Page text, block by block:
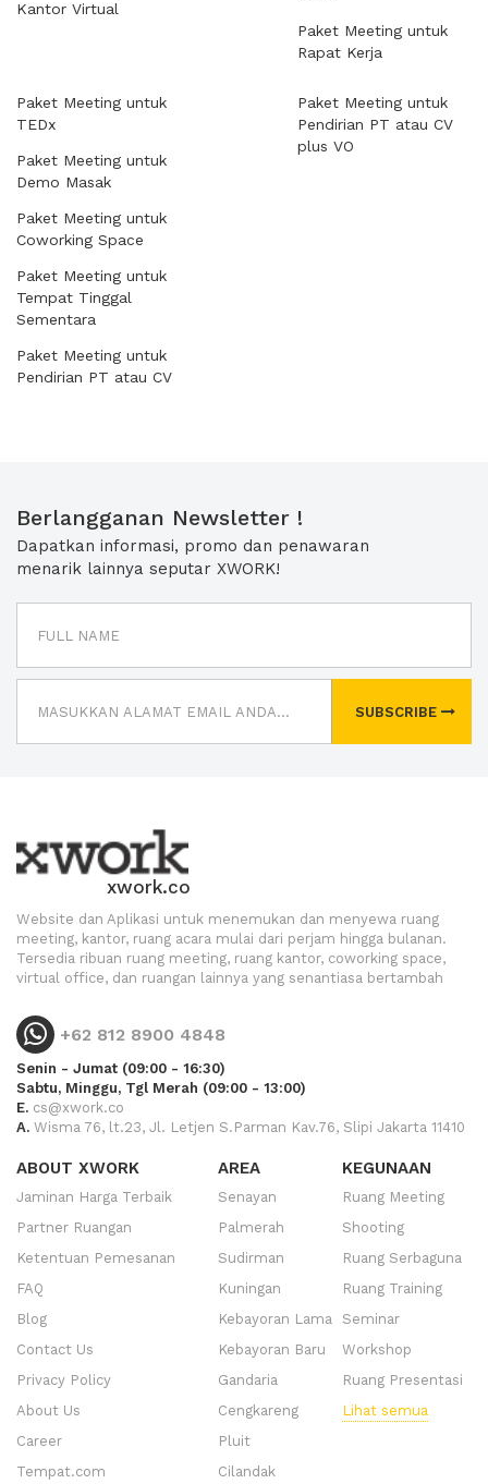
Kantor Virtual
Paket Meeting untuk
Rapat Kerja
Paket Meeting untuk
TEDx
Paket Meeting untuk
Demo Masak
Paket Meeting untuk
Coworking Space
Paket Meeting untuk
Tempat Tinggal
Sementara
Paket Meeting untuk
Pendirian PT atau CV
Paket Meeting untuk
Pendirian PT atau CV
plus VO
Berlangganan Newsletter !
Dapatkan informasi, promo dan penawaran
menarik lainnya seputar XWORK!
SUBSCRIBE
xwork.co
Website dan Aplikasi untuk menemukan dan menyewa ruang
meeting, kantor, ruang acara mulai dari perjam hingga bulanan.
Tersedia ribuan ruang meeting, ruang kantor, coworking space,
virtual office, dan ruangan lainnya yang senantiasa bertambah
+62 812 8900 4848
Senin - Jumat (09:00 - 16:30)
Sabtu, Minggu, Tgl Merah (09:00 - 13:00)
E. cs@xwork.co
A. Wisma 76, lt.23, Jl. Letjen S.Parman Kav.76, Slipi Jakarta 11410
ABOUT XWORK
Jaminan Harga Terbaik
Partner Ruangan
Ketentuan Pemesanan
FAQ
Blog
Contact Us
Privacy Policy
About Us
Career
Tempat.com
AREA
Senayan
Palmerah
Sudirman
Kuningan
Kebayoran Lama
Kebayoran Baru
Gandaria
Cengkareng
Pluit
Cilandak
KEGUNAAN
Ruang Meeting
Shooting
Ruang Serbaguna
Ruang Training
Seminar
Workshop
Ruang Presentasi
Lihat semua